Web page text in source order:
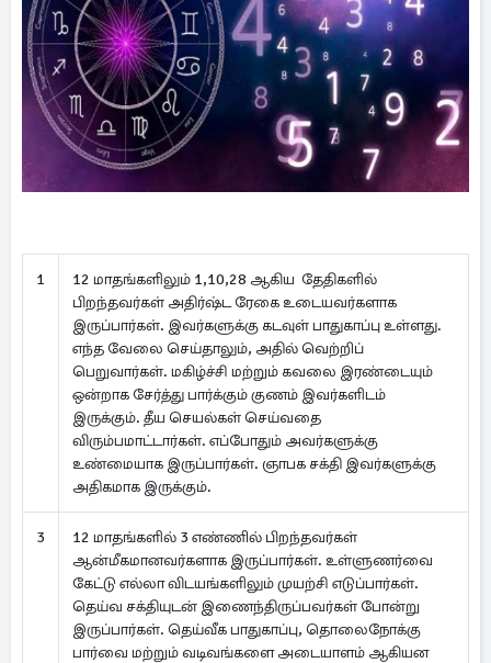
1
12 மாதங்களிலும் 1,10,28 ஆகிய தேதிகளில்
பிறந்தவர்கள் அதிர்ஷ்ட ரேகை உடையவர்களாக
இருப்பார்கள். இவர்களுக்கு கடவுள் பாதுகாப்பு உள்ளது.
எந்த வேலை செய்தாலும், அதில் வெற்றிப்
பெறுவார்கள். மகிழ்ச்சி மற்றும் கவலை இரண்டையும்
ஒன்றாக சேர்த்து பார்க்கும் குணம் இவர்களிடம்
இருக்கும். தீய செயல்கள் செய்வதை
விரும்பமாட்டார்கள். எப்போதும் அவர்களுக்கு
உண்மையாக இருப்பார்கள். ஞாபக சக்தி இவர்களுக்கு
அதிகமாக இருக்கும்.
3
12 மாதங்களில் 3 எண்ணில் பிறந்தவர்கள்
ஆன்மீகமானவர்களாக இருப்பார்கள். உள்ளுணர்வை
கேட்டு எல்லா விடயங்களிலும் முயற்சி எடுப்பார்கள்.
தெய்வ சக்தியுடன் இணைந்திருப்பவர்கள் போன்று
இருப்பார்கள். தெய்வீக பாதுகாப்பு, தொலைநோக்கு
பார்வை மற்றும் வடிவங்களை அடையாளம் ஆகியன